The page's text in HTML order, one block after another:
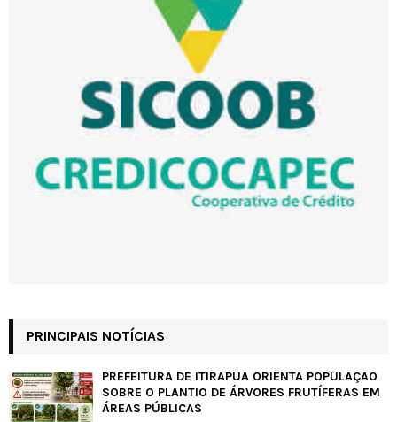
PRINCIPAIS NOTÍCIAS
PREFEITURA DE ITIRAPUÃ ORIENTA POPULAÇÃO
SOBRE O PLANTIO DE ÁRVORES FRUTÍFERAS EM
ÁREAS PÚBLICAS